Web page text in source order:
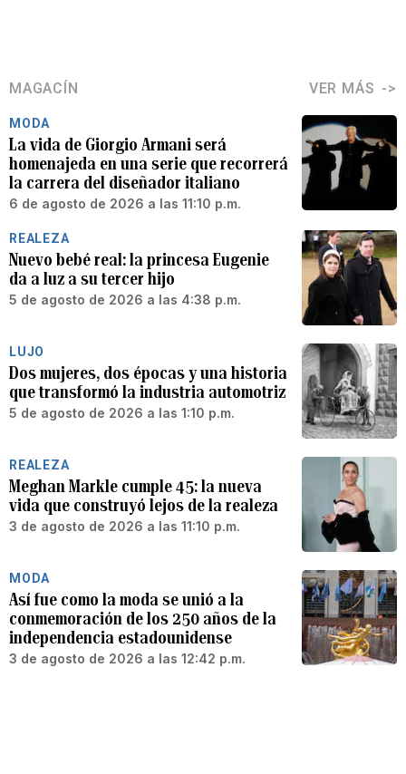
MAGACÍN VER MÁS
MODA
La vida de Giorgio Armani será
homenajeda en una serie que recorrerá
la carrera del diseñador italiano
6 de agosto de 2026 a las 11:10 p.m.
REALEZA
Nuevo bebé real: la princesa Eugenie
da a luz a su tercer hijo
5 de agosto de 2026 a las 4:38 p.m.
LUJO
Dos mujeres, dos épocas y una historia
que transformó la industria automotriz
5 de agosto de 2026 a las 1:10 p.m.
REALEZA
Meghan Markle cumple 45: la nueva
vida que construyó lejos de la realeza
3 de agosto de 2026 a las 11:10 p.m.
MODA
Así fue como la moda se unió a la
conmemoración de los 250 años de la
independencia estadounidense
3 de agosto de 2026 a las 12:42 p.m.